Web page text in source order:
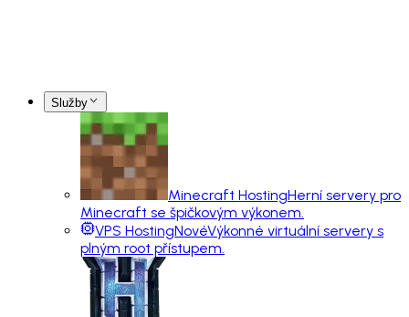
Služby
Minecraft HostingHerní servery pro
Minecraft se špičkovým výkonem.
VPS HostingNovéVýkonné virtuální servery s
plným root přístupem.